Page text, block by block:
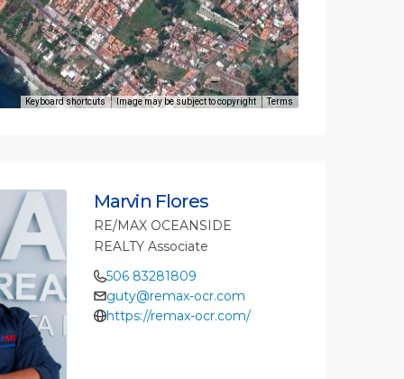
Keyboard shortcuts Image may be subject to copyright Terms
Marvin Flores
RE/MAX OCEANSIDE
REALTY Associate
506 83281809
guty@remax-ocr.com
https://remax-ocr.com/